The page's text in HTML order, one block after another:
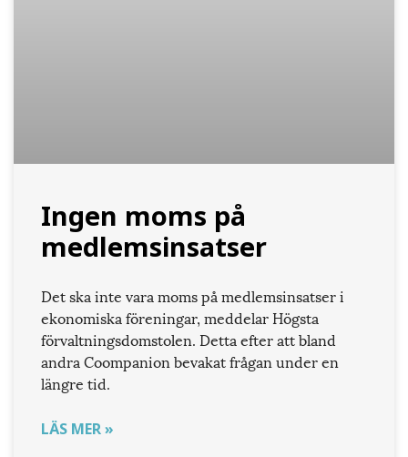
Ingen moms på
medlemsinsatser
Det ska inte vara moms på medlemsinsatser i
ekonomiska föreningar, meddelar Högsta
förvaltningsdomstolen. Detta efter att bland
andra Coompanion bevakat frågan under en
längre tid.
LÄS MER »